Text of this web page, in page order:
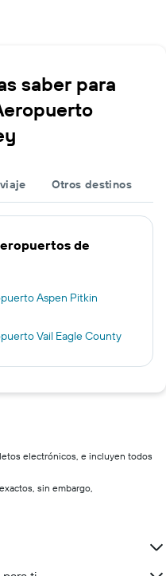
saber para
Otros destinos
de
Aspen Pitkin
Vail Eagle County
electrónicos, e incluyen todos
sin embargo,